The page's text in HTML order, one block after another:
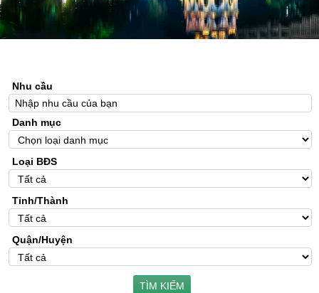
Nhu cầu
Danh mục
Loại BĐS
Tỉnh/Thành
Quận/Huyện
TÌM KIẾM